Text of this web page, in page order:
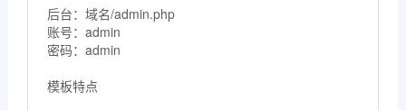
后台：域名/admin.php
账号：admin
密码：admin
模板特点